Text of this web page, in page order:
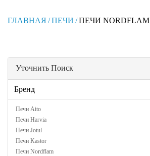
ГЛАВНАЯ /ПЕЧИ /ПЕЧИ NORDFLAM
Уточнить Поиск
Бренд
Печи Aito
Печи Harvia
Печи Jotul
Печи Kastor
Печи Nordflam